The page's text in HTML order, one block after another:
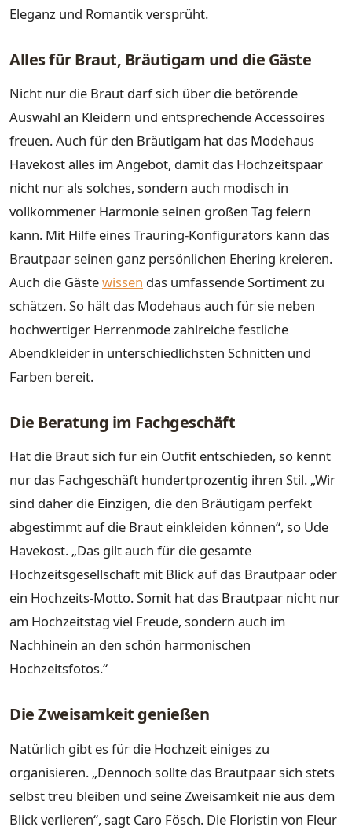
Eleganz und Romantik versprüht.
Alles für Braut, Bräutigam und die Gäste
Nicht nur die Braut darf sich über die betörende
Auswahl an Kleidern und entsprechende Accessoires
freuen. Auch für den Bräutigam hat das Modehaus
Havekost alles im Angebot, damit das Hochzeitspaar
nicht nur als solches, sondern auch modisch in
vollkommener Harmonie seinen großen Tag feiern
kann. Mit Hilfe eines Trauring-Konfigurators kann das
Brautpaar seinen ganz persönlichen Ehering kreieren.
Auch die Gästewissen das umfassende Sortiment zu
schätzen. So hält das Modehaus auch für sie neben
hochwertiger Herrenmode zahlreiche festliche
Abendkleider in unterschiedlichsten Schnitten und
Farben bereit.
Die Beratung im Fachgeschäft
Hat die Braut sich für ein Outfit entschieden, so kennt
nur das Fachgeschäft hundertprozentig ihren Stil. „Wir
sind daher die Einzigen, die den Bräutigam perfekt
abgestimmt auf die Braut einkleiden können“, so Ude
Havekost. „Das gilt auch für die gesamte
Hochzeitsgesellschaft mit Blick auf das Brautpaar oder
ein Hochzeits-Motto. Somit hat das Brautpaar nicht nur
am Hochzeitstag viel Freude, sondern auch im
Nachhinein an den schön harmonischen
Hochzeitsfotos.“
Die Zweisamkeit genießen
Natürlich gibt es für die Hochzeit einiges zu
organisieren. „Dennoch sollte das Brautpaar sich stets
selbst treu bleiben und seine Zweisamkeit nie aus dem
Blick verlieren“, sagt Caro Fösch. Die Floristin von Fleur